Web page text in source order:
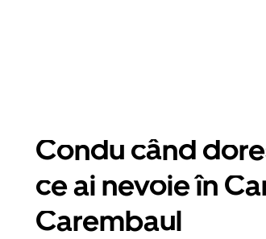
Condu când
ce ai nevoie în
Carembaul